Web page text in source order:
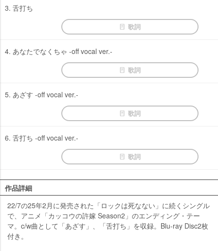
3. 舌打ち
歌詞
4. あなたでなくちゃ -off vocal ver.-
歌詞
5. あざす -off vocal ver.-
歌詞
6. 舌打ち -off vocal ver.-
歌詞
作品詳細
22/7の25年2月に発売された「ロックは死なない」に続くシングル
で、アニメ「カッコウの許嫁 Season2」のエンディング・テー
マ。c/w曲として「あざす」、「舌打ち」を収録。Blu-ray Disc2枚
付き。